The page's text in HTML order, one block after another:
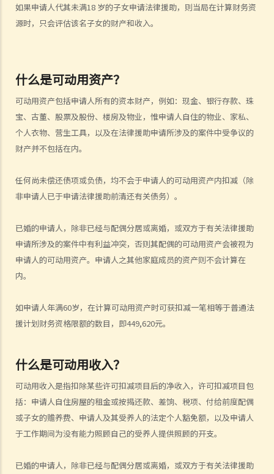
如果申请人代其未满18 岁的子女申请法律援助，则当局在计算财务资
源时，只会评估该名子女的财产和收入。
什么是可动用资产？
可动用资产包括申请人所有的资本财产，例如：现金、银行存款、珠
宝、古董、股票及股份、楼房及物业，惟申请人自住的物业、家私、
个人衣物、营生工具，以及在法律援助申请所涉及的案件中受争议的
财产并不包括在内。
任何尚未偿还债项或负债，均不会于申请人的可动用资产内扣减（除
非申请人已于申请法律援助前清还有关债务）。
已婚的申请人，除非已经与配偶分居或离婚，或双方于有关法律援助
申请所涉及的案件中有利益冲突，否则其配偶的可动用资产会被视为
申请人的可动用资产。申请人之其他家庭成员的资产则不会计算在
内。
如申请人年满60岁，在计算可动用资产时可获扣减一笔相等于普通法
援计划财务资格限额的数目，即449,620元。
什么是可动用收入？
可动用收入是指扣除某些许可扣减项目后的净收入，许可扣减项目包
括：申请人自住房屋的租金或按揭还款、差饷、税项、付给前度配偶
或子女的赡养费、申请人及其受养人的法定个人豁免额，以及申请人
于工作期间为没有能力照顾自己的受养人提供照顾的开支。
已婚的申请人，除非已经与配偶分居或离婚，或双方于有关法律援助
6. 如果我想申请法律援助，需要办理什么手续？
7. 如果我向法律援助署提供虚假资料，会有什么后果？
C. 当值律师计划（由当值律师服务提供）
1. 是否所有在裁判法院审理的案件，均已纳入「当值律师计划」内？
2. 我是否需要通过入息审查，才可获得「当值律师计划」提供律师代表
我进行诉讼？
3. 我是否需要为「当值律师计划」在裁判法院提供的服务缴付任何费
4. 如果我想获得「当值律师计划」提供律师进行诉讼，需要办理什么手
续？
E. 免费法律谘询计划（由当值律师服务提供）
1. 如果我想向该项计划求助，以便取得免费的初步法律意见，需要办理
什么手续？
3. 根据免费法律咨询计划，我会否获安排法律代表？
F. 电话法律谘询计划（由当值律师服务提供）
H. 无律师代表诉讼人资源中心（由司法机构提供）
室辖下行政署提供）
申请法律支援服务的「资格评估」
举例说明
B. 刑事模拟个案